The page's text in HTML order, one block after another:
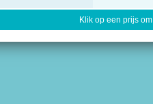
Klik op een prijs